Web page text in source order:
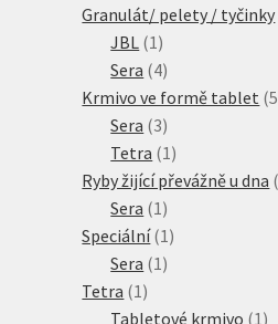
produktů
Granulát/ pelety / tyčinky
JBL 1 1
produkt
Sera 44
produkty
Krmivo ve formě tablet 5
Sera 33
produkty
Tetra 1 1
produkt
Ryby žijící převážně u dna
Sera 1 1
produkt
Speciální 1 1
Sera 1 1
Tetra 1 1
produkt
Tabletové krmivo 1 1